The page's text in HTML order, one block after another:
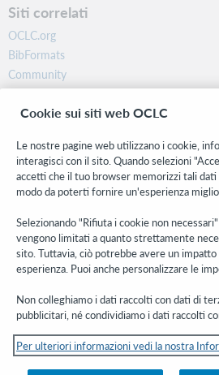
Siti correlati
OCLC.org
BibFormats
Community
Ricerca
WebJunction
Stay in the know.
Ricevi gli ultimi aggiornamenti di prodotti,
altro direttamente nella tua casella di
Subscribe now
© 2026 OCLC
Cookie sui siti web OCLC
Le nostre pagine web utilizzano i cookie,
interagisci con il sito. Quando selezioni
accetti che il tuo browser memorizzi tali
modo da poterti fornire un'esperienza
Selezionando "Rifiuta i cookie non
vengono limitati a quanto strettamente
sito. Tuttavia, ciò potrebbe avere un
esperienza. Puoi anche personalizzare le
Non colleghiamo i dati raccolti con dati di
pubblicitari, né condividiamo i dati raccolti
Per ulteriori informazioni vedi la nostra